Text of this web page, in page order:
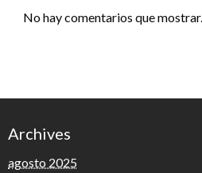
No hay comentarios que mostrar.
Archives
agosto 2025